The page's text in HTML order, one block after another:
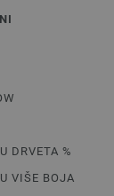
DRVETA %
VIŠE BOJA